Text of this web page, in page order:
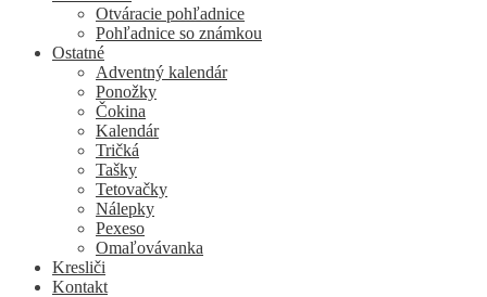
Otváracie pohľadnice
Pohľadnice so známkou
Ostatné
Adventný kalendár
Ponožky
Čokina
Kalendár
Tričká
Tašky
Tetovačky
Nálepky
Pexeso
Omaľovávanka
Kresliči
Kontakt